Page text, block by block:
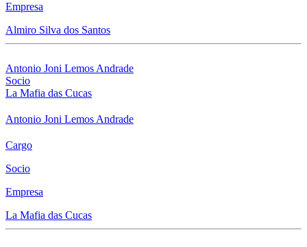
Empresa
Almiro Silva dos Santos
Antonio Joni Lemos Andrade
Socio
La Mafia das Cucas
Antonio Joni Lemos Andrade
Cargo
Socio
Empresa
La Mafia das Cucas